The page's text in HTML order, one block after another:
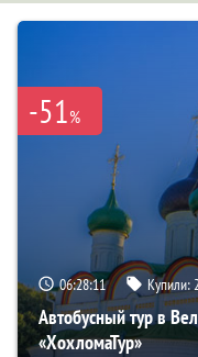
-51%
06:28:10 Купили:
Автобусный тур в
«ХохломаТур»